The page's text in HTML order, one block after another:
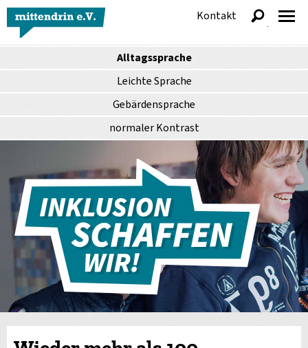
Alltagssprache
Leichte Sprache
Gebärdensprache
normalerKontrast
Kontakt
anzeigen